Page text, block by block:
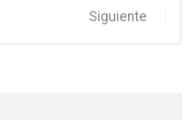
Siguiente